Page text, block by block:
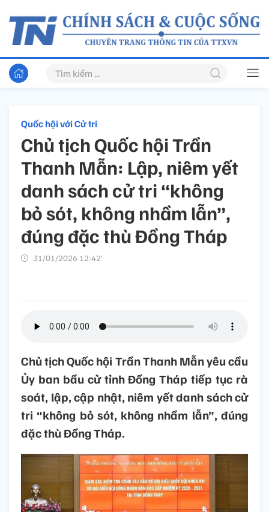
Quốc hội với Cử tri
Chủ tịch Quốc hội Trần
Thanh Mẫn: Lập, niêm yết
danh sách cử tri “không
bỏ sót, không nhầm lẫn”,
đúng đặc thù Đồng Tháp
31/01/2026 12:42’
Chủ tịch Quốc hội Trần Thanh Mẫn yêu cầu
Ủy ban bầu cử tỉnh Đồng Tháp tiếp tục rà
soát, lập, cập nhật, niêm yết danh sách cử
tri “không bỏ sót, không nhầm lẫn”, đúng
đặc thù Đồng Tháp.